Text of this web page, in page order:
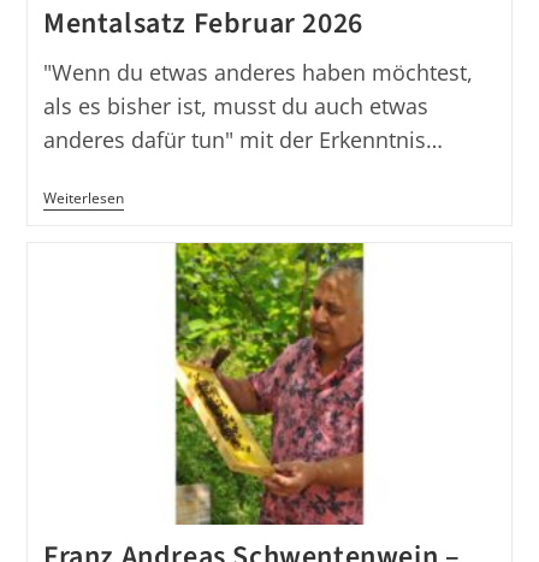
Mentalsatz Februar 2026
"Wenn du etwas anderes haben möchtest,
als es bisher ist, musst du auch etwas
anderes dafür tun" mit der Erkenntnis…
WeiterlesenMentalsatz
Februar